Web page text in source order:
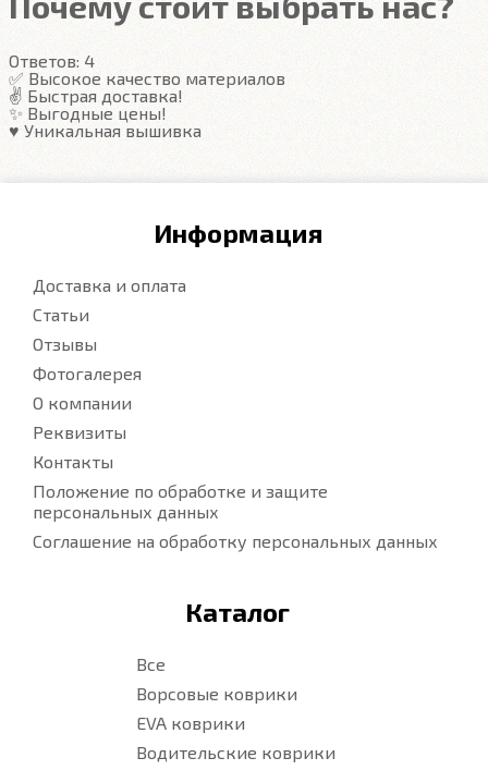
Гарантия
Подробнее
Ответов: 4
✅ Высокое качество материалов
✌️ Быстрая доставка!
✨ Выгодные цены!
♥️ Уникальная вышивка
Информация
Доставка и оплата
Статьи
Отзывы
Фотогалерея
О компании
Реквизиты
Контакты
Положение по обработке и защите
персональных данных
Соглашение на обработку персональных данных
Каталог
Все
Ворсовые коврики
EVA коврики
Водительские коврики